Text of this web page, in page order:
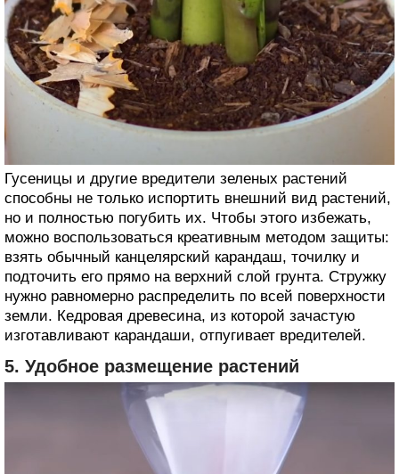
Гусеницы и другие вредители зеленых растений
способны не только испортить внешний вид растений,
но и полностью погубить их. Чтобы этого избежать,
можно воспользоваться креативным методом защиты:
взять обычный канцелярский карандаш, точилку и
подточить его прямо на верхний слой грунта. Стружку
нужно равномерно распределить по всей поверхности
земли. Кедровая древесина, из которой зачастую
изготавливают карандаши, отпугивает вредителей.
5. Удобное размещение растений